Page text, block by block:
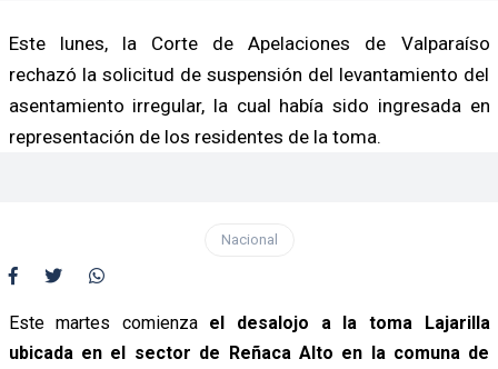
Este lunes, la Corte de Apelaciones de Valparaíso
rechazó la solicitud de suspensión del levantamiento del
asentamiento irregular, la cual había sido ingresada en
representación de los residentes de la toma.
Nacional
Este martes comienza el desalojo a la toma Lajarilla
ubicada en el sector de Reñaca Alto en la comuna de